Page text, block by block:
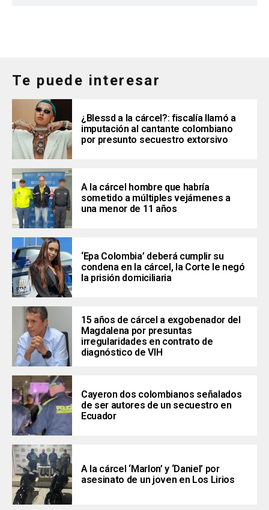
Te puede interesar
¿Blessd a la cárcel?: fiscalía llamó a
imputación al cantante colombiano
por presunto secuestro extorsivo
A la cárcel hombre que habría
sometido a múltiples vejámenes a
una menor de 11 años
‘Epa Colombia’ deberá cumplir su
condena en la cárcel, la Corte le negó
la prisión domiciliaria
15 años de cárcel a exgobenador del
Magdalena por presuntas
irregularidades en contrato de
diagnóstico de VIH
Cayeron dos colombianos señalados
de ser autores de un secuestro en
Ecuador
A la cárcel ‘Marlon’ y ‘Daniel’ por
asesinato de un joven en Los Lirios